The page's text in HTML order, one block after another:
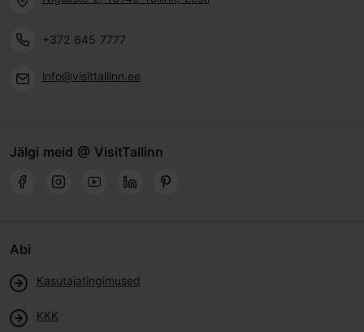
+372 645 7777
info@visittallinn.ee
Jälgi meid @ VisitTallinn
Abi
Kasutajatingimused
KKK